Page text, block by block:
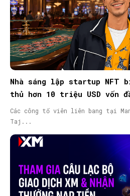
SEARCH...
Nhà sáng lập startup
thủ hơn 10 triệu USD vốn
Các công tố viên liên bang tại
Taj...